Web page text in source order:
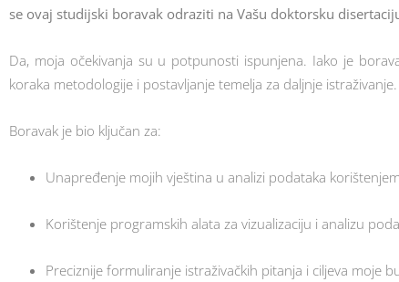
se ovaj studijski boravak odraziti na Vašu doktorsku
Da, moja očekivanja su u potpunosti ispunjena. Iako je
koraka metodologije i postavljanje temelja za daljnje istraživanje.
Boravak je bio ključan za:
Unapređenje mojih vještina u analizi podataka
Korištenje programskih alata za vizualizaciju i analizu
Preciznije formuliranje istraživačkih pitanja i ciljeva moje